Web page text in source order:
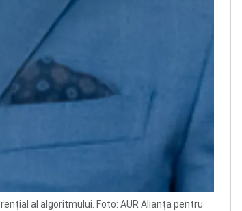
al algoritmului. Foto: AUR Alianța pentru